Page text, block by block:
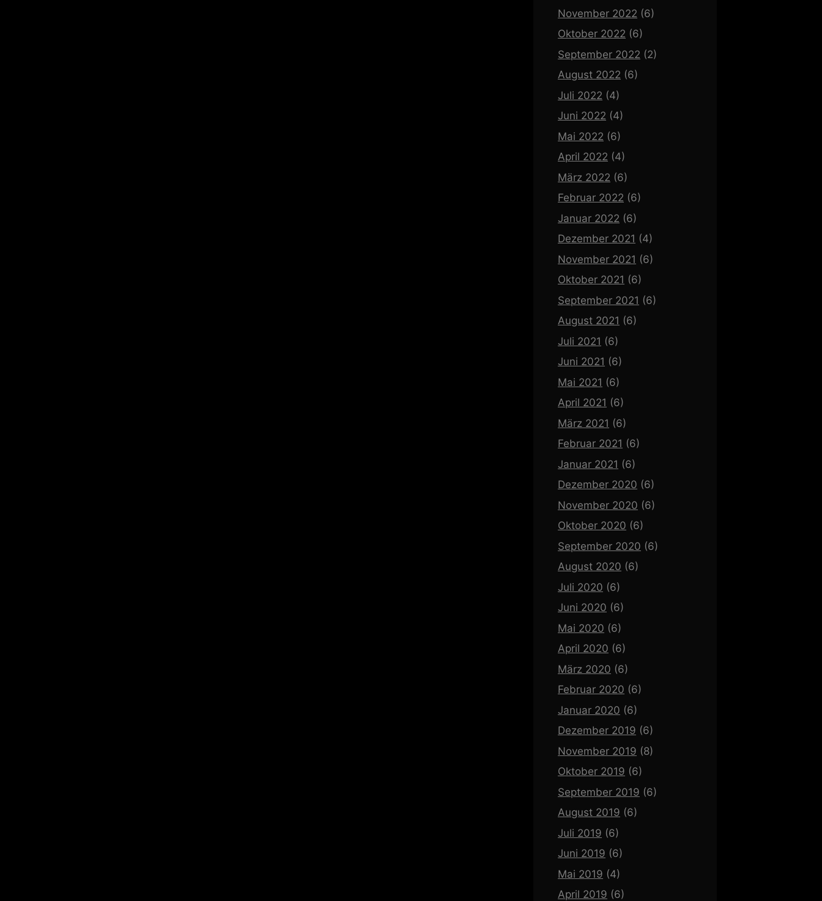
November 2022 (6)
Oktober 2022 (6)
September 2022 (2)
August 2022 (6)
Juli 2022 (4)
Juni 2022 (4)
Mai 2022 (6)
April 2022 (4)
März 2022 (6)
Februar 2022 (6)
Januar 2022 (6)
Dezember 2021 (4)
November 2021 (6)
Oktober 2021 (6)
September 2021 (6)
August 2021 (6)
Juli 2021 (6)
Juni 2021 (6)
Mai 2021 (6)
April 2021 (6)
März 2021 (6)
Februar 2021 (6)
Januar 2021 (6)
Dezember 2020 (6)
November 2020 (6)
Oktober 2020 (6)
September 2020 (6)
August 2020 (6)
Juli 2020 (6)
Juni 2020 (6)
Mai 2020 (6)
April 2020 (6)
März 2020 (6)
Februar 2020 (6)
Januar 2020 (6)
Dezember 2019 (6)
November 2019 (8)
Oktober 2019 (6)
September 2019 (6)
August 2019 (6)
Juli 2019 (6)
Juni 2019 (6)
Mai 2019 (4)
April 2019 (6)